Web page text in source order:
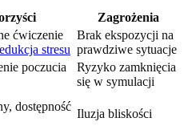
Zagrożenia
ćwiczenie
stresu
Brak ekspozycji na
prawdziwe sytuacje
poczucia
Ryzyko zamknięcia
się w symulacji
dostępność
Iluzja bliskości